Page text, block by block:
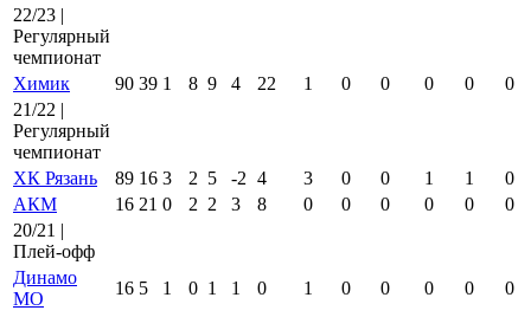
22/23 |
Регулярный
чемпионат
Химик
90 39 1 8 9 4 22 1 0 0 0 0
0
21/22 |
Регулярный
чемпионат
ХК Рязань
89 16 3 2 5 -2 4 3 0 0 1 1
0
АКМ
16 21 0 2 2 3 8 0 0 0 0 0
0
20/21 |
Плей-офф
Динамо
МО
16 5 1 0 1 1 0 1 0 0 0 0
0